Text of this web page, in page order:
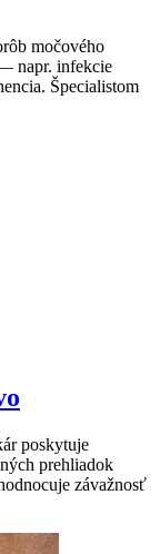
močového
napr. infekcie
Špecialistom
poskytuje
prehliadok
závažnosť